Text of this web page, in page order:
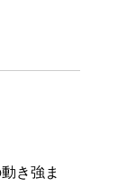
き強ま